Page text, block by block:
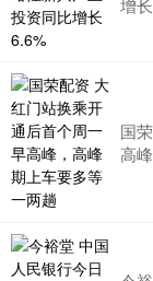
增
国
高